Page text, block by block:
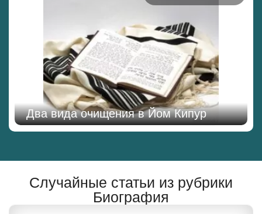
Два вида очищения в Йом Кипур
Случайные статьи из рубрики
Биография